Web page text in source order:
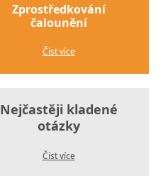
Zprostředkování
čalounění
Číst více
Nejčastěji kladené
otázky
Číst více